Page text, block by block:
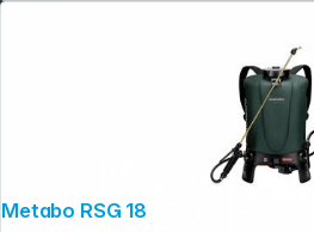
Metabo RSG 18